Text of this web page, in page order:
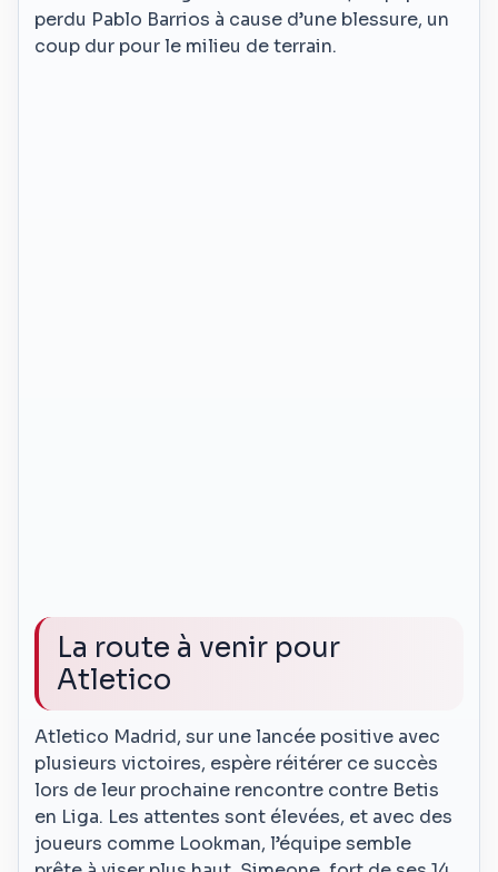
perdu Pablo Barrios à cause d’une blessure, un
coup dur pour le milieu de terrain.
La route à venir pour
Atletico
Atletico Madrid, sur une lancée positive avec
plusieurs victoires, espère réitérer ce succès
lors de leur prochaine rencontre contre Betis
en Liga. Les attentes sont élevées, et avec des
joueurs comme Lookman, l’équipe semble